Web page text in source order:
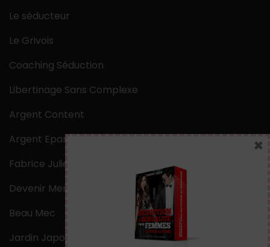
Le séducteur
Le Grivois
Coaching Séduction
Libertinage Sans Complexe
Argent Content
Argent Epargne
Fabrice Julien
Devenir Mentaliste
Beau Mec
Jardin Japonais Zen
×